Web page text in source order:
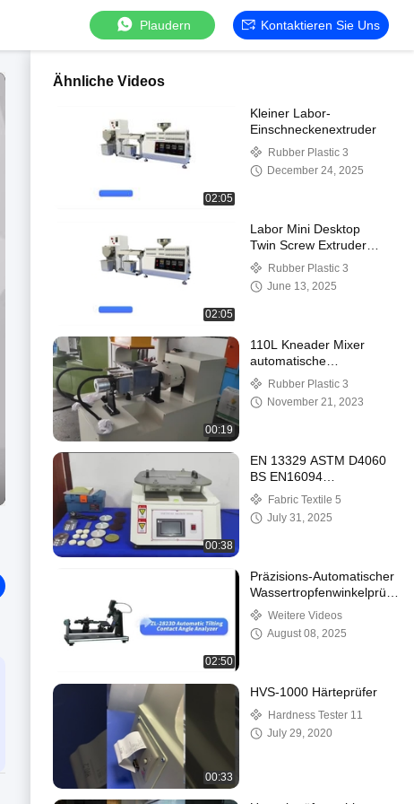
Plaudern Kontaktieren Sie Uns
Ähnliche Videos
02:05
Kleiner Labor-
Einschneckenextruder
Rubber Plastic 3
December 24, 2025
02:05
Labor Mini Desktop
Twin Screw Extruder
Twin Screw Labor
Extrusion Pelletizer
Rubber Plastic 3
June 13, 2025
00:19
110L Kneader Mixer
automatische
Temperatur und
Zeitregelung für EVA. ,
Gummi, TPR
Rubber Plastic 3
November 21, 2023
00:38
EN 13329 ASTM D4060
BS EN16094
Martindale-
Abriebprüfgerät für
Holzböden Martindale-
Fabric Textile 5
July 31, 2025
02:50
Präzisions-Automatischer
Wassertropfenwinkelprüfer
Kontaktwinkelmessgerät
Weitere Videos
August 08, 2025
00:33
HVS-1000 Härteprüfer
Hardness Tester 11
July 29, 2020